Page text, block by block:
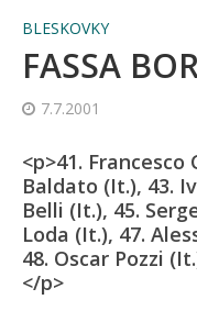
BLESKOVKY
FASSA
7.7.2001
<p>41. Francesco
Baldato (It.), 43.
Belli (It.), 45.
Loda (It.), 47.
48. Oscar Pozzi
</p>